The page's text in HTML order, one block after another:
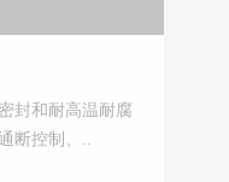
封和耐高温耐腐
断控制、..